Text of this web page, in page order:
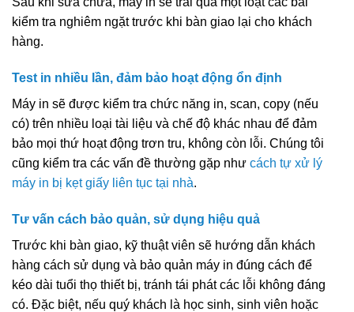
kiểm tra nghiêm ngặt trước khi bàn giao lại cho khách
hàng.
Test in nhiều lần, đảm bảo hoạt động ổn định
Máy in sẽ được kiểm tra chức năng in, scan, copy (nếu
có) trên nhiều loại tài liệu và chế độ khác nhau để đảm
bảo mọi thứ hoạt động trơn tru, không còn lỗi. Chúng tôi
cũng kiểm tra các vấn đề thường gặp như cách tự xử lý
máy in bị kẹt giấy liên tục tại nhà.
Tư vấn cách bảo quản, sử dụng hiệu quả
Trước khi bàn giao, kỹ thuật viên sẽ hướng dẫn khách
hàng cách sử dụng và bảo quản máy in đúng cách để
kéo dài tuổi thọ thiết bị, tránh tái phát các lỗi không đáng
có. Đặc biệt, nếu quý khách là học sinh, sinh viên hoặc